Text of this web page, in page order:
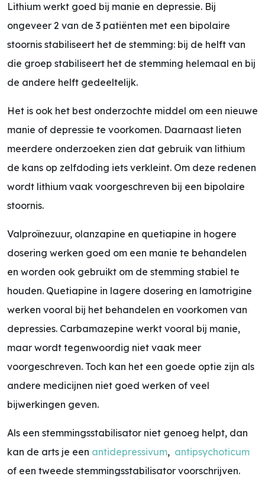
Lithium werkt goed bij manie en depressie. Bij
ongeveer 2 van de 3 patiënten met een bipolaire
stoornis stabiliseert het de stemming: bij de helft van
die groep stabiliseert het de stemming helemaal en bij
de andere helft gedeeltelijk.
Het is ook het best onderzochte middel om een nieuwe
manie of depressie te voorkomen. Daarnaast lieten
meerdere onderzoeken zien dat gebruik van lithium
de kans op zelfdoding iets verkleint. Om deze redenen
wordt lithium vaak voorgeschreven bij een bipolaire
stoornis.
Valproïnezuur, olanzapine en quetiapine in hogere
dosering werken goed om een manie te behandelen
en worden ook gebruikt om de stemming stabiel te
houden. Quetiapine in lagere dosering en lamotrigine
werken vooral bij het behandelen en voorkomen van
depressies. Carbamazepine werkt vooral bij manie,
maar wordt tegenwoordig niet vaak meer
voorgeschreven. Toch kan het een goede optie zijn als
andere medicijnen niet goed werken of veel
bijwerkingen geven.
Als een stemmingsstabilisator niet genoeg helpt, dan
kan de arts je een antidepressivum, antipsychoticum
of een tweede stemmingsstabilisator voorschrijven.